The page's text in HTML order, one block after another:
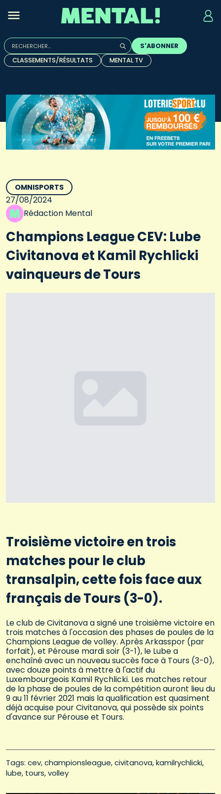
Rechercher :
Quand les résultats de l'auto-complétion sont
S'ABONNER
CLASSEMENTS/RÉSULTATS
MENTAL TV
OMNISPORTS
27/08/2024
Rédaction Mental
Champions League CEV: Lube
Civitanova et Kamil Rychlicki
vainqueurs de Tours
Troisième victoire en trois
matches pour le club
transalpin, cette fois face aux
français de Tours (3-0).
Le club de Civitanova a signé une troisième victoire en
trois matches à l'occasion des phases de poules de la
Champions League de volley. Après Arkasspor (par
forfait), et Pérouse mardi soir (3-1), le Lube a
enchaîné avec un nouveau succès face à Tours (3-0),
avec douze points à mettre à l'actif du
Luxembourgeois Kamil Rychlicki. Les matches retour
de la phase de poules de la compétition auront lieu du
9 au 11 février 2021 mais la qualification est quasiment
déjà acquise pour Civitanova, qui possède six points
d'avance sur Pérouse et Tours.
Tags: cev championsleague civitanova kamilrychlicki
lube tours volley